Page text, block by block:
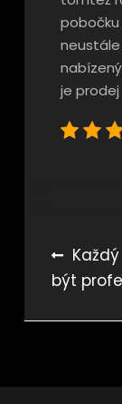
pobočku
je
pro
být